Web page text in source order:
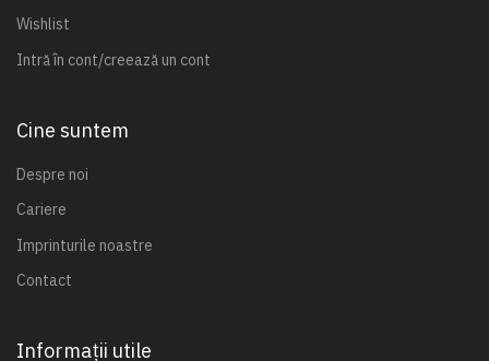
Wishlist
Intră în cont/creează un cont
Cine suntem
Despre noi
Cariere
Imprinturile noastre
Contact
Informații utile